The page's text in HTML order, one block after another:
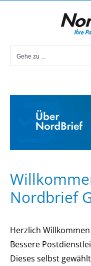
Gehe zu ...
Nordbrief
Herzlich
Bessere
Dieses selbst